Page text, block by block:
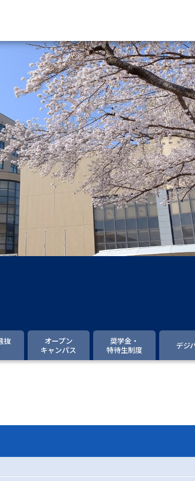
資料請求
大学・短大の資料種類から請求
大学パンフ
学部・学科パンフ
総合型選抜・学校推薦型選抜 募集要項＆願書
大学入学共通テスト利用選抜の募集要項＆願書
大学・短大以外の資料から請求
専門学校の資料請求 大学院の資料請求
留
大学入学共通テスト「受験案内」の請求
大学入学共通テスト「受験上の配慮案内」の
大学研究
抜
オープン
キャンパス
奨学金・
特待生制度
デジ